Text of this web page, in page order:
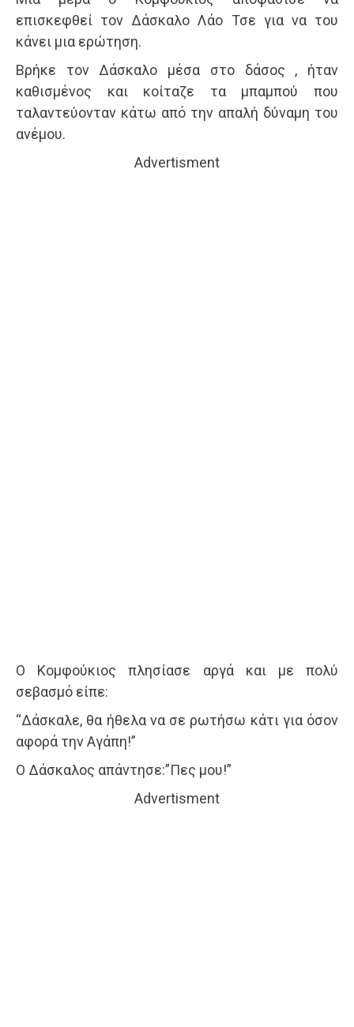
επισκεφθεί τον Δάσκαλο Λάο Τσε για να του
κάνει μια ερώτηση.
Βρήκε τον Δάσκαλο μέσα στο δάσος , ήταν
καθισμένος και κοίταζε τα μπαμπού που
ταλαντεύονταν κάτω από την απαλή δύναμη του
ανέμου.
Advertisment
Ο Κομφούκιος πλησίασε αργά και με πολύ
σεβασμό είπε:
“Δάσκαλε, θα ήθελα να σε ρωτήσω κάτι για όσον
αφορά την Αγάπη!”
Ο Δάσκαλος απάντησε:”Πες μου!”
Advertisment